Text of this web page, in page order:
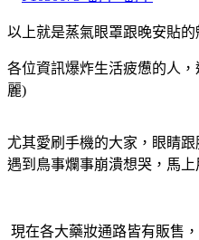
以上就是蒸氣眼罩跟晚安貼
各位資訊爆炸生活疲憊的人
麗)
尤其愛刷手機的大家，眼睛
遇到鳥事爛事崩潰想哭，
現在各大藥妝通路皆有販售